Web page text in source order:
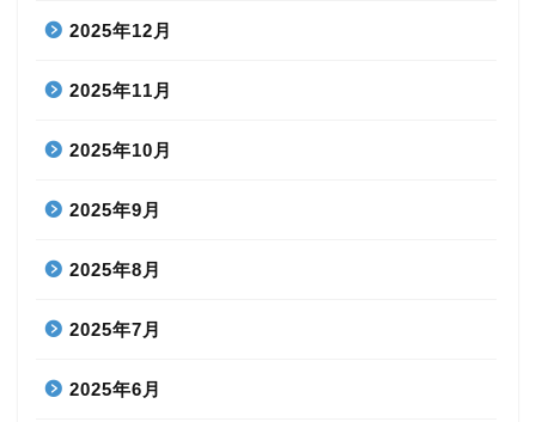
2025年12月
2025年11月
2025年10月
2025年9月
2025年8月
2025年7月
2025年6月